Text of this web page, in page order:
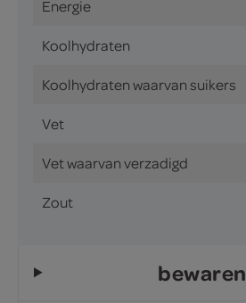
Energie
Koolhydraten
Koolhydraten waarvan suikers
Vet
Vet waarvan verzadigd
Zout
bewaren